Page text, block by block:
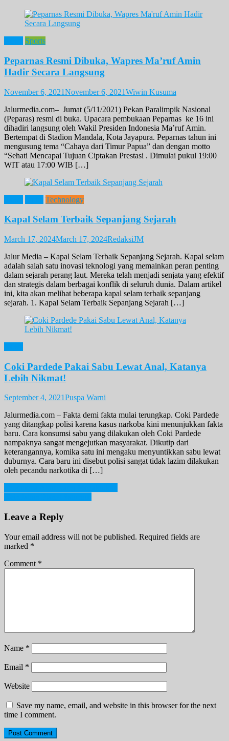
Sports
Peparnas Resmi Dibuka, Wapres Ma’ruf Amin
Hadir Secara Langsung
November 6, 2021November 6, 2021Wiwin Kusuma
Jalurmedia.com– Jumat (5/11/2021) Pekan Paralimpik Nasional
(Peparas) resmi di buka. Upacara pembukaan Peparnas ke 16 ini
dihadiri langsung oleh Wakil Presiden Indonesia Ma’ruf Amin.
Bertempat di Stadion Mandala, Kota Jayapura. Peparnas tahun ini
mengusung tema “Cahaya dari Timur Papua” dan dengan motto
“Sehati Mencapai Tujuan Ciptakan Prestasi . Dimulai pukul 19:00
WIT atau 17:00 WIB […]
Technology
Kapal Selam Terbaik Sepanjang Sejarah
March 17, 2024March 17, 2024RedaksiJM
Jalur Media – Kapal Selam Terbaik Sepanjang Sejarah. Kapal selam
adalah salah satu inovasi teknologi yang memainkan peran penting
dalam sejarah perang laut. Mereka telah menjadi senjata yang efektif
dan strategis dalam berbagai konflik di seluruh dunia. Dalam artikel
ini, kita akan melihat beberapa kapal selam terbaik sepanjang
sejarah. 1. Kapal Selam Terbaik Sepanjang Sejarah […]
Coki Pardede Pakai Sabu Lewat Anal, Katanya
Lebih Nikmat!
September 4, 2021Puspa Warni
Jalurmedia.com – Fakta demi fakta mulai terungkap. Coki Pardede
yang ditangkap polisi karena kasus narkoba kini menunjukkan fakta
baru. Cara konsumsi sabu yang dilakukan oleh Coki Pardede
nampaknya sangat mengejutkan masyarakat. Dikutip dari
keterangannya, komika satu ini mengaku menyuntikkan sabu lewat
duburnya. Cara baru ini disebut polisi sangat tidak lazim dilakukan
oleh pecandu narkotika di […]
Post
navigation
Leave a Reply
Your email address will not be published. Required fields are
marked *
Comment *
Name *
Email *
Website
Save my name, email, and website in this browser for the next
time I comment.